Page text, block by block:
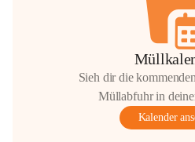
Sieh dir die
Müllabfuhr in
Kalender